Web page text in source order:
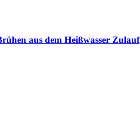
aus dem Heißwasser Zulauf